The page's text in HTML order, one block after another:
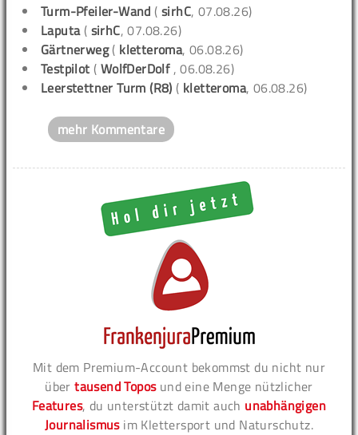
Turm-Pfeiler-Wand (sirhC, 07.08.26)
Laputa( sirhC, 07.08.26)
Gärtnerweg( kletteroma, 06.08.26)
Testpilot ( WolfDerDolf , 06.08.26)
Leerstettner Turm (R8) ( kletteroma, 06.08.26)
mehr Kommentare
Mit dem Premium-Account bekommst du nicht nur
übertausend Toposund eine Menge nützlicher
Features, du unterstützt damit auch unabhängigen
Journalismusim Klettersport und Naturschutz.